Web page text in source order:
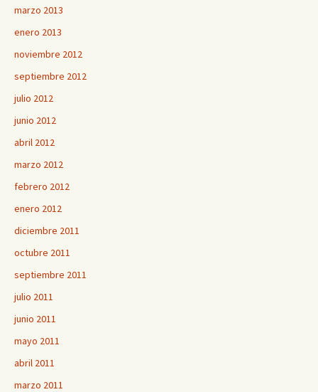
marzo 2013
enero 2013
noviembre 2012
septiembre 2012
julio 2012
junio 2012
abril 2012
marzo 2012
febrero 2012
enero 2012
diciembre 2011
octubre 2011
septiembre 2011
julio 2011
junio 2011
mayo 2011
abril 2011
marzo 2011